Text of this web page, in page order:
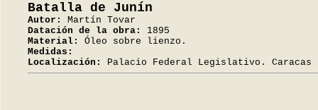
Batalla de Junín
Autor:
Martín Tovar
Datación de la obra:
1895
Material:
Óleo sobre lienzo.
Medidas:
Localización:
Palacio Federal Legislativo. Caracas